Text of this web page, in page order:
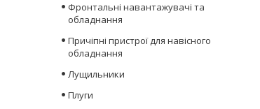
Фронтальні навантажувачі та
обладнання
Причіпні пристрої для навісного
обладнання
Лущильники
Плуги